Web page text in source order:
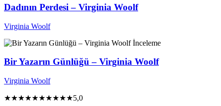
Dadının Perdesi – Virginia Woolf
Virginia Woolf
İnceleme
Bir Yazarın Günlüğü – Virginia Woolf
Virginia Woolf
★★★★★★★★★★5,0